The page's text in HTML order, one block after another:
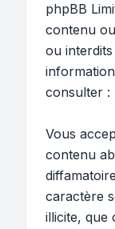
phpBB
contenu
ou
consulter :
Vous
contenu
caractère
illicite, que